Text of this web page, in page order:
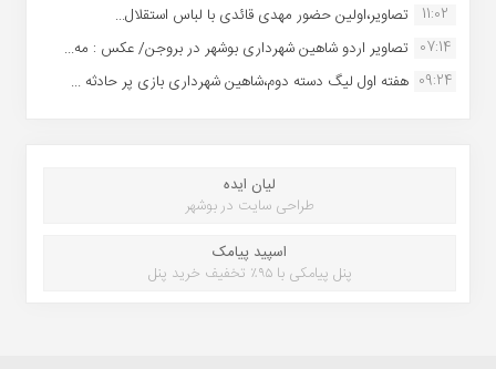
11:02
تصاویر،اولین حضور مهدی قائدی با لباس استقلال...
07:14 تصاویر اردو شاهین شهرداری بوشهر در بروجن/ عکس : مه...
09:24 هفته اول لیگ دسته دوم،شاهین شهرداری بازی پر حادثه ...
لیان ایده
طراحی سایت در بوشهر
اسپید پیامک
پنل پیامکی با ۹۵٪ تخفیف خرید پنل